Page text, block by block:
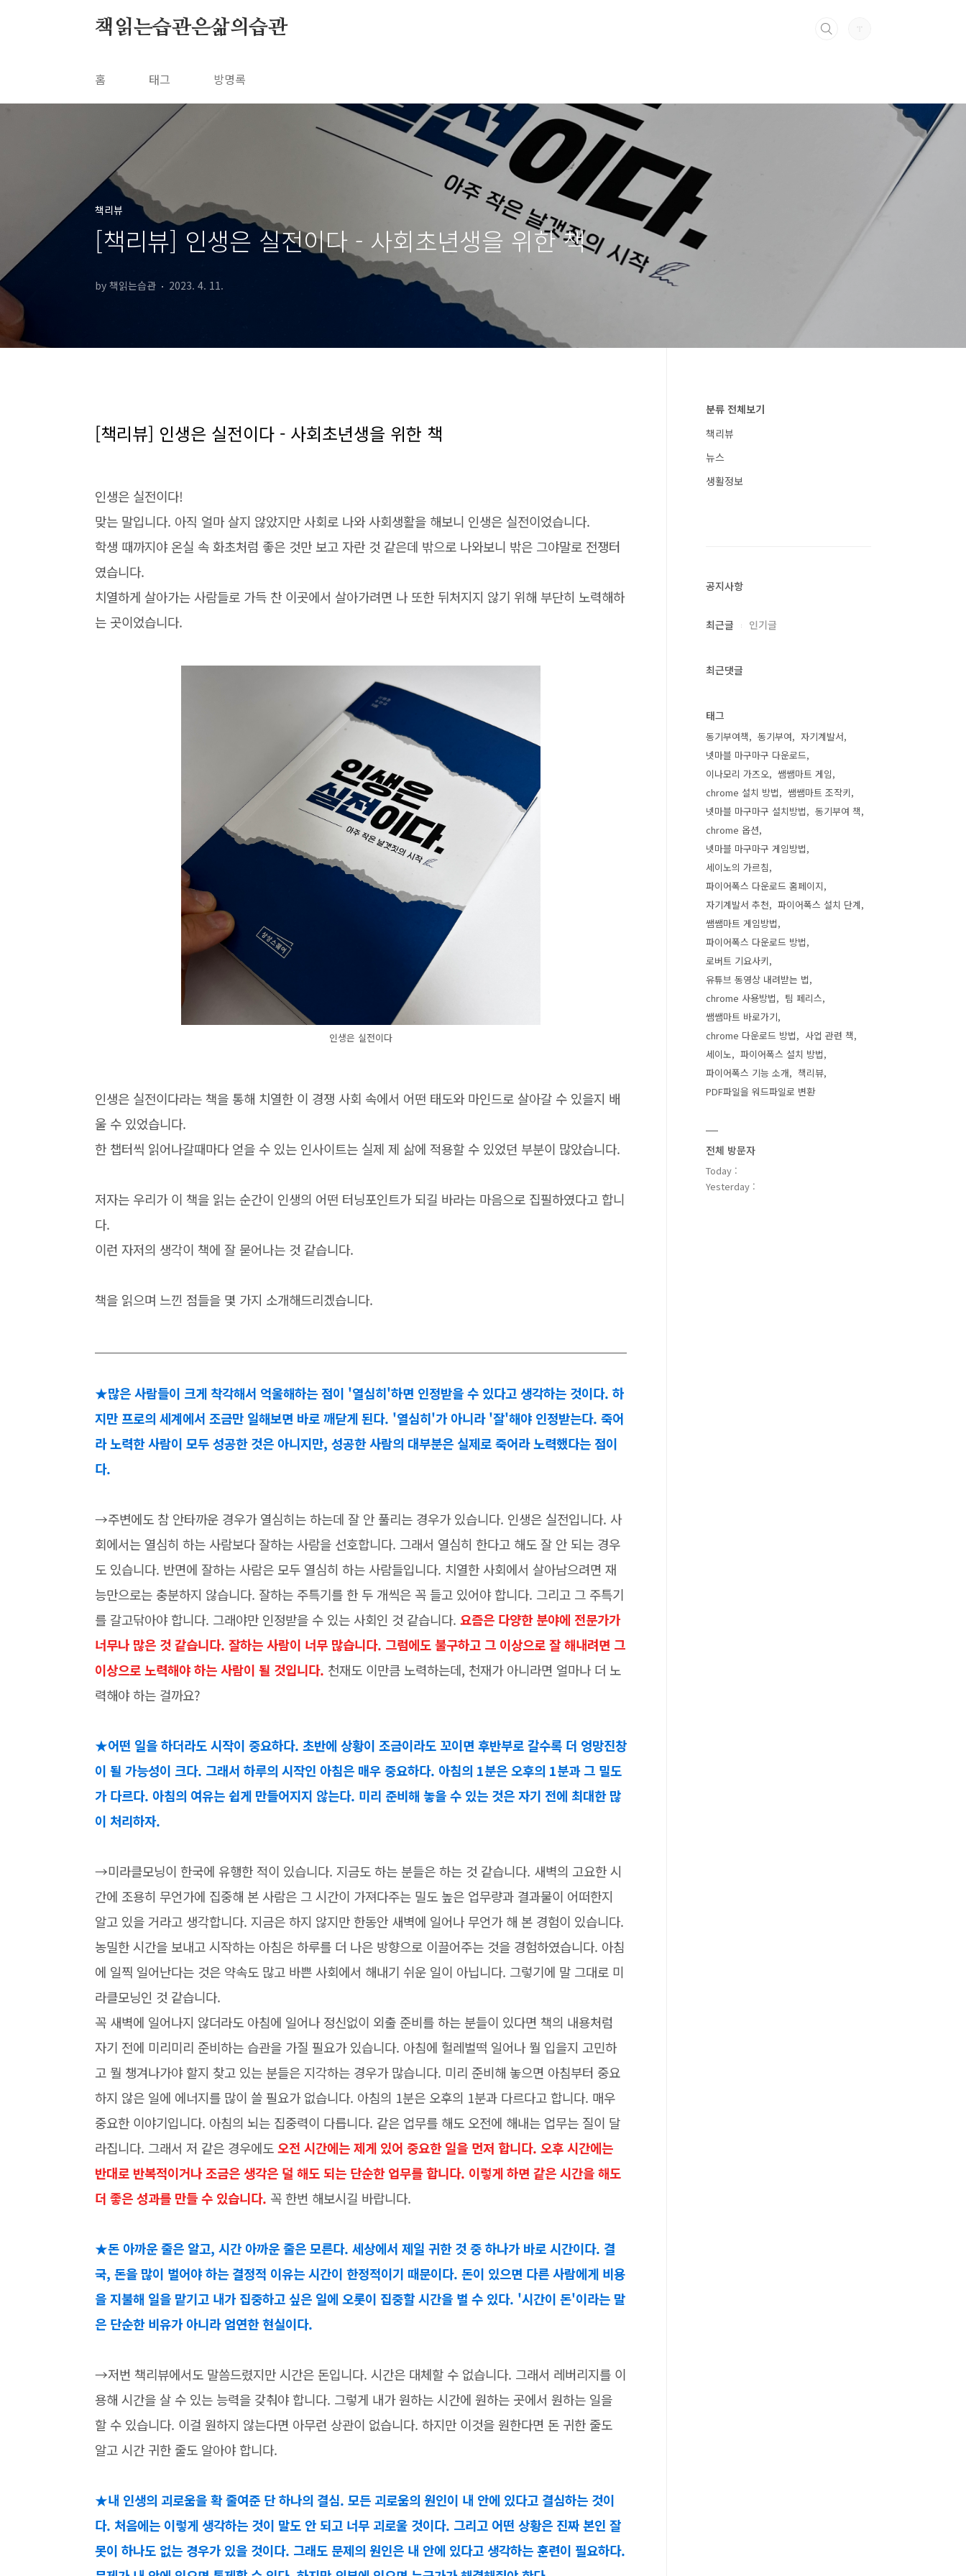
책읽는습관은삶의습관
홈 태그 방명록
책리뷰
[책리뷰] 인생은 실전이다 - 사회초년생을 위한 책
by 책읽는습관 2023. 4. 11.
[책리뷰] 인생은 실전이다 - 사회초년생을 위한 책
인생은 실전이다!
맞는 말입니다. 아직 얼마 살지 않았지만 사회로 나와 사회생활을 해보니 인생은 실전이었습니다.
학생 때까지야 온실 속 화초처럼 좋은 것만 보고 자란 것 같은데 밖으로 나와보니 밖은 그야말로 전쟁터
였습니다.
치열하게 살아가는 사람들로 가득 찬 이곳에서 살아가려면 나 또한 뒤처지지 않기 위해 부단히 노력해하
는 곳이었습니다.
인생은 실전이다
인생은 실전이다라는 책을 통해 치열한 이 경쟁 사회 속에서 어떤 태도와 마인드로 살아갈 수 있을지 배
울 수 있었습니다.
한 챕터씩 읽어나갈때마다 얻을 수 있는 인사이트는 실제 제 삶에 적용할 수 있었던 부분이 많았습니다.
저자는 우리가 이 책을 읽는 순간이 인생의 어떤 터닝포인트가 되길 바라는 마음으로 집필하였다고 합니
다.
이런 자저의 생각이 책에 잘 묻어나는 것 같습니다.
책을 읽으며 느낀 점들을 몇 가지 소개해드리겠습니다.
★많은 사람들이 크게 착각해서 억울해하는 점이 '열심히'하면 인정받을 수 있다고 생각하는 것이다. 하
지만 프로의 세계에서 조금만 일해보면 바로 깨닫게 된다. '열심히'가 아니라 '잘'해야 인정받는다. 죽어
라 노력한 사람이 모두 성공한 것은 아니지만, 성공한 사람의 대부분은 실제로 죽어라 노력했다는 점이
다.
→주변에도 참 안타까운 경우가 열심히는 하는데 잘 안 풀리는 경우가 있습니다. 인생은 실전입니다. 사
회에서는 열심히 하는 사람보다 잘하는 사람을 선호합니다. 그래서 열심히 한다고 해도 잘 안 되는 경우
도 있습니다. 반면에 잘하는 사람은 모두 열심히 하는 사람들입니다. 치열한 사회에서 살아남으려면 재
능만으로는 충분하지 않습니다. 잘하는 주특기를 한 두 개씩은 꼭 들고 있어야 합니다. 그리고 그 주특기
를 갈고닦아야 합니다. 그래야만 인정받을 수 있는 사회인 것 같습니다. 요즘은 다양한 분야에 전문가가
너무나 많은 것 같습니다. 잘하는 사람이 너무 많습니다. 그럼에도 불구하고 그 이상으로 잘 해내려면 그
이상으로 노력해야 하는 사람이 될 것입니다. 천재도 이만큼 노력하는데, 천재가 아니라면 얼마나 더 노
력해야 하는 걸까요?
★어떤 일을 하더라도 시작이 중요하다. 초반에 상황이 조금이라도 꼬이면 후반부로 갈수록 더 엉망진창
이 될 가능성이 크다. 그래서 하루의 시작인 아침은 매우 중요하다. 아침의 1분은 오후의 1분과 그 밀도
가 다르다. 아침의 여유는 쉽게 만들어지지 않는다. 미리 준비해 놓을 수 있는 것은 자기 전에 최대한 많
이 처리하자.
→미라클모닝이 한국에 유행한 적이 있습니다. 지금도 하는 분들은 하는 것 같습니다. 새벽의 고요한 시
간에 조용히 무언가에 집중해 본 사람은 그 시간이 가져다주는 밀도 높은 업무량과 결과물이 어떠한지
알고 있을 거라고 생각합니다. 지금은 하지 않지만 한동안 새벽에 일어나 무언가 해 본 경험이 있습니다.
농밀한 시간을 보내고 시작하는 아침은 하루를 더 나은 방향으로 이끌어주는 것을 경험하였습니다. 아침
에 일찍 일어난다는 것은 약속도 많고 바쁜 사회에서 해내기 쉬운 일이 아닙니다. 그렇기에 말 그대로 미
라클모닝인 것 같습니다.
꼭 새벽에 일어나지 않더라도 아침에 일어나 정신없이 외출 준비를 하는 분들이 있다면 책의 내용처럼
자기 전에 미리미리 준비하는 습관을 가질 필요가 있습니다. 아침에 헐레벌떡 일어나 뭘 입을지 고민하
고 뭘 챙겨나가야 할지 찾고 있는 분들은 지각하는 경우가 많습니다. 미리 준비해 놓으면 아침부터 중요
하지 않은 일에 에너지를 많이 쓸 필요가 없습니다. 아침의 1분은 오후의 1분과 다르다고 합니다. 매우
중요한 이야기입니다. 아침의 뇌는 집중력이 다릅니다. 같은 업무를 해도 오전에 해내는 업무는 질이 달
라집니다. 그래서 저 같은 경우에도오전 시간에는 제게 있어 중요한 일을 먼저 합니다. 오후 시간에는
반대로 반복적이거나 조금은 생각은 덜 해도 되는 단순한 업무를 합니다. 이렇게 하면 같은 시간을 해도
더 좋은 성과를 만들 수 있습니다. 꼭 한번 해보시길 바랍니다.
★돈 아까운 줄은 알고, 시간 아까운 줄은 모른다. 세상에서 제일 귀한 것 중 하나가 바로 시간이다. 결
국, 돈을 많이 벌어야 하는 결정적 이유는 시간이 한정적이기 때문이다. 돈이 있으면 다른 사람에게 비용
을 지불해 일을 맡기고 내가 집중하고 싶은 일에 오롯이 집중할 시간을 벌 수 있다. '시간이 돈'이라는 말
은 단순한 비유가 아니라 엄연한 현실이다.
→저번 책리뷰에서도 말씀드렸지만 시간은 돈입니다. 시간은 대체할 수 없습니다. 그래서 레버리지를 이
용해 시간을 살 수 있는 능력을 갖춰야 합니다. 그렇게 내가 원하는 시간에 원하는 곳에서 원하는 일을
할 수 있습니다. 이걸 원하지 않는다면 아무런 상관이 없습니다. 하지만 이것을 원한다면 돈 귀한 줄도
알고 시간 귀한 줄도 알아야 합니다.
★내 인생의 괴로움을 확 줄여준 단 하나의 결심. 모든 괴로움의 원인이 내 안에 있다고 결심하는 것이
다. 처음에는 이렇게 생각하는 것이 말도 안 되고 너무 괴로울 것이다. 그리고 어떤 상황은 진짜 본인 잘
못이 하나도 없는 경우가 있을 것이다. 그래도 문제의 원인은 내 안에 있다고 생각하는 훈련이 필요하다.
분류 전체보기
책리뷰
뉴스
생활정보
공지사항
최근글 인기글
최근댓글
태그
동기부여책 동기부여
자기계발서
넷마블 마구마구 다운로드
이나모리 가즈오
쌤쌤마트 게임
chrome 설치 방법
쌤쌤마트 조작키
넷마블 마구마구 설치방법
동기부여 책
chrome 옵션
넷마블 마구마구 게임방법
세이노의 가르침
파이어폭스 다운로드 홈페이지
자기계발서 추천
파이어폭스 설치 단계
쌤쌤마트 게임방법
파이어폭스 다운로드 방법
로버트 기요사키
유튜브 동영상 내려받는 법
chrome 사용방법
팀 페리스
쌤쌤마트 바로가기
chrome 다운로드 방법
사업 관련 책
세이노
파이어폭스 설치 방법
파이어폭스 기능 소개
책리뷰
PDF파일을 워드파일로 변환
전체 방문자
Today :
Yesterday :